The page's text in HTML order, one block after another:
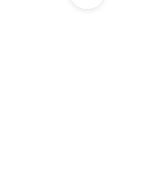
秀明 氏これま